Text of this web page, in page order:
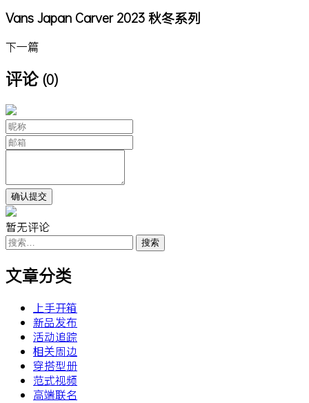
Vans Japan Carver 2023 秋冬系列
下一篇
评论 (0)
暂无评论
搜
索：
文章分类
上手开箱
新品发布
活动追踪
相关周边
穿搭型册
范式视频
高端联名